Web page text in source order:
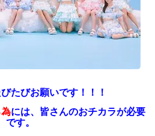
たびお願いです！！！
には、皆さんのおチカラが必要
です。